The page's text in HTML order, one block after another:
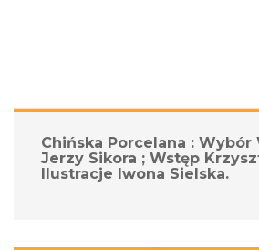
Chińska Porcelana : Wybór
Jerzy Sikora ; Wstęp
Ilustracje Iwona Sielska.